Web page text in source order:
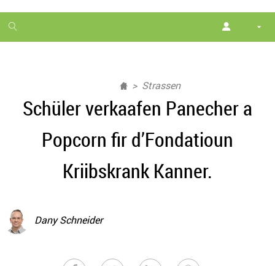
1
month
Strassen
Schüler verkaafen Panecher a
Popcorn fir d’Fondatioun
Kriibskrank Kanner.
Dany Schneider